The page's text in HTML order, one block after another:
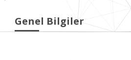
Genel Bilgiler